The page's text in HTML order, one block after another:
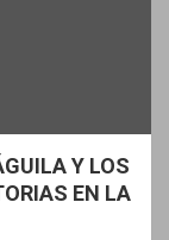
Y LOS
EN LA